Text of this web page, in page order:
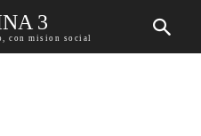
3
con mision social